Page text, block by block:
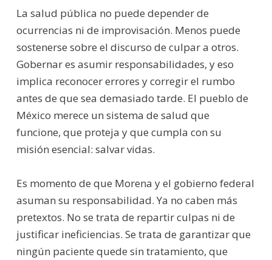
La salud pública no puede depender de
ocurrencias ni de improvisación. Menos puede
sostenerse sobre el discurso de culpar a otros.
Gobernar es asumir responsabilidades, y eso
implica reconocer errores y corregir el rumbo
antes de que sea demasiado tarde. El pueblo de
México merece un sistema de salud que
funcione, que proteja y que cumpla con su
misión esencial: salvar vidas.
Es momento de que Morena y el gobierno federal
asuman su responsabilidad. Ya no caben más
pretextos. No se trata de repartir culpas ni de
justificar ineficiencias. Se trata de garantizar que
ningún paciente quede sin tratamiento, que